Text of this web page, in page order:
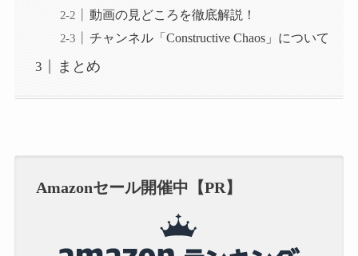
動画の見どころを徹底解説！
チャンネル「Constructive Chaos」について
まとめ
Amazonセール開催中【PR】